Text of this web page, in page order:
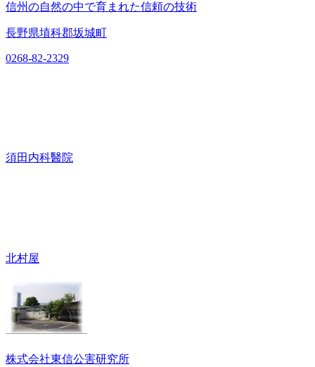
信州の自然の中で育まれた信頼の技術
長野県埴科郡坂城町
0268-82-2329
須田内科醫院
北村屋
株式会社東信公害研究所